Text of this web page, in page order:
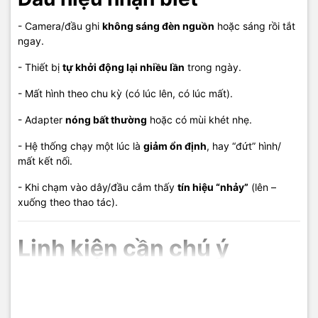
- Camera/đầu ghi không sáng đèn nguồn hoặc sáng rồi tắt
ngay.
- Thiết bị tự khởi động lại nhiều lần trong ngày.
- Mất hình theo chu kỳ (có lúc lên, có lúc mất).
- Adapter nóng bất thường hoặc có mùi khét nhẹ.
- Hệ thống chạy một lúc là giảm ổn định, hay “đứt” hình/
mất kết nối.
- Khi chạm vào dây/đầu cắm thấy tín hiệu “nhảy” (lên –
xuống theo thao tác).
Linh kiện cần chú ý
🌐 Website:maytinhphuquoc.com
📧 Email:
#CameraLoiNguon #DauGhiKhongLenNguon #CameraTuTat
#BaoTriCamera #SuaCameraPhuQuoc #ViTinhHaiDang
#BaoTriHeThongCamera #NguonCamera